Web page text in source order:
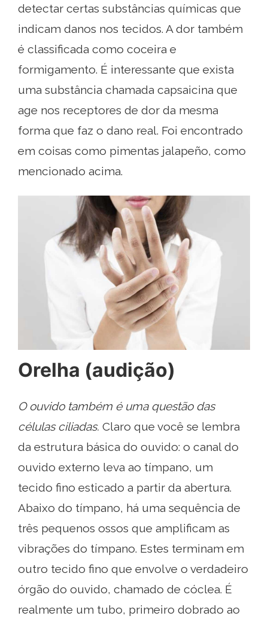
detectar certas substâncias químicas que
indicam danos nos tecidos. A dor também
é classificada como coceira e
formigamento. É interessante que exista
uma substância chamada capsaicina que
age nos receptores de dor da mesma
forma que faz o dano real. Foi encontrado
em coisas como pimentas jalapeño, como
mencionado acima.
Orelha (audição)
O ouvido também é uma questão das
células ciliadas. Claro que você se lembra
da estrutura básica do ouvido: o canal do
ouvido externo leva ao tímpano, um
tecido fino esticado a partir da abertura.
Abaixo do tímpano, há uma sequência de
três pequenos ossos que amplificam as
vibrações do tímpano. Estes terminam em
outro tecido fino que envolve o verdadeiro
órgão do ouvido, chamado de cóclea. É
realmente um tubo, primeiro dobrado ao